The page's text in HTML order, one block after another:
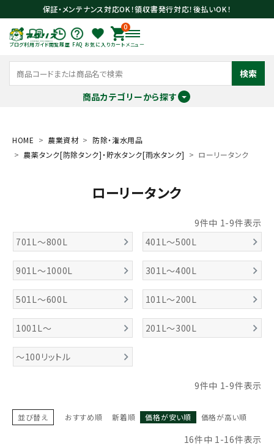
保証・メンテナンス対応OK！領収書発行対応！後払いOK！
ブログ利用ガイド閲覧履歴 FAQ お気に入り
0
カート メニュー
検索
商品カテゴリーから探す
meeting_room ログイン person 会員登録
お気に入り一覧
閲覧履歴一覧
農業機械
作業用品
HOME 農業資材
防除・潅水用品
農薬タンク[防除タンク]・貯水タンク[雨水タンク]
ローリータンク
ローリータンク
9件中 1-9件表示
701L～800L
401L～500L
901L～1000L 301L～400L
501L～600L 101L～200L
1001L～ 201L～300L
～100リットル
9件中 1-9件表示
並び替え おすすめ順 新着順 価格が安い順 価格が高い順
16件中 1-16件表示